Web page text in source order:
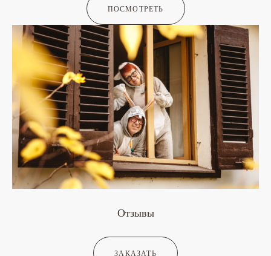
ПОСМОТРЕТЬ
Отзывы
ЗАКАЗАТЬ